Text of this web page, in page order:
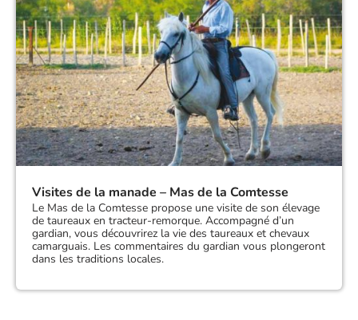
Visites de la manade – Mas de la Comtesse
Le Mas de la Comtesse propose une visite de son élevage
de taureaux en tracteur-remorque. Accompagné d’un
gardian, vous découvrirez la vie des taureaux et chevaux
camarguais. Les commentaires du gardian vous plongeront
dans les traditions locales.